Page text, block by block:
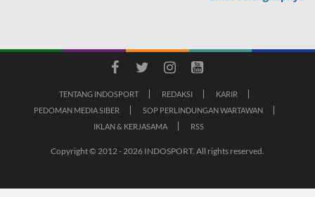
TENTANG INDOSPORT REDAKSI
KARIR
PEDOMAN MEDIA SIBER
SOP PERLINDUNGAN WARTAWAN
IKLAN & KERJASAMA
RSS
Copyright © 2012 - 2026 INDOSPORT. All rights reserved.